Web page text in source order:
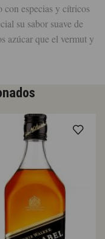
con especias y cítricos
su sabor suave de
azúcar que el vermut y